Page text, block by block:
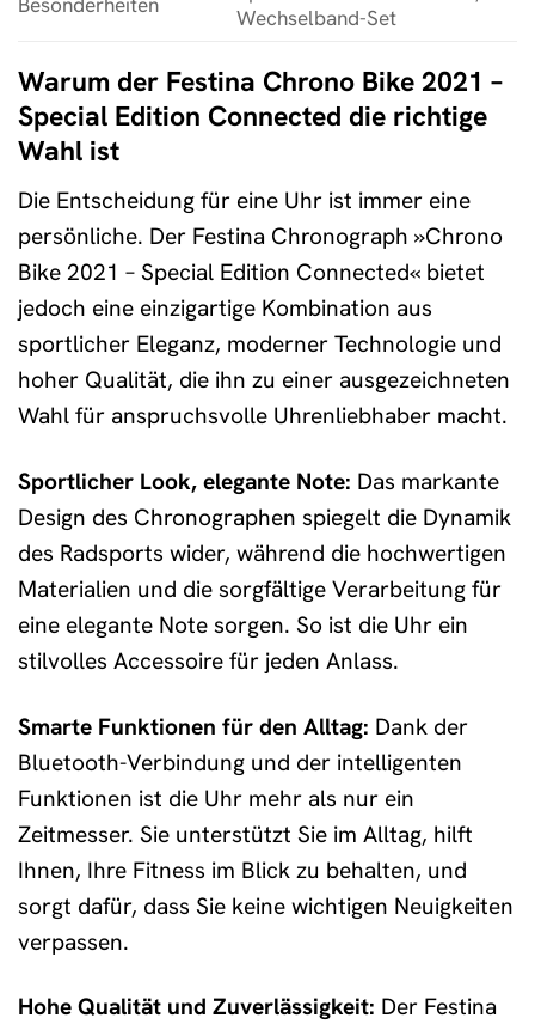
Wechselband-Set
Warum der Festina Chrono Bike 2021 –
Special Edition Connected die richtige
Wahl ist
Die Entscheidung für eine Uhr ist immer eine
persönliche. Der Festina Chronograph »Chrono
Bike 2021 – Special Edition Connected« bietet
jedoch eine einzigartige Kombination aus
sportlicher Eleganz, moderner Technologie und
hoher Qualität, die ihn zu einer ausgezeichneten
Wahl für anspruchsvolle Uhrenliebhaber macht.
Sportlicher Look, elegante Note: Das markante
Design des Chronographen spiegelt die Dynamik
des Radsports wider, während die hochwertigen
Materialien und die sorgfältige Verarbeitung für
eine elegante Note sorgen. So ist die Uhr ein
stilvolles Accessoire für jeden Anlass.
Smarte Funktionen für den Alltag: Dank der
Bluetooth-Verbindung und der intelligenten
Funktionen ist die Uhr mehr als nur ein
Zeitmesser. Sie unterstützt Sie im Alltag, hilft
Ihnen, Ihre Fitness im Blick zu behalten, und
sorgt dafür, dass Sie keine wichtigen Neuigkeiten
verpassen.
Hohe Qualität und Zuverlässigkeit: Der Festina